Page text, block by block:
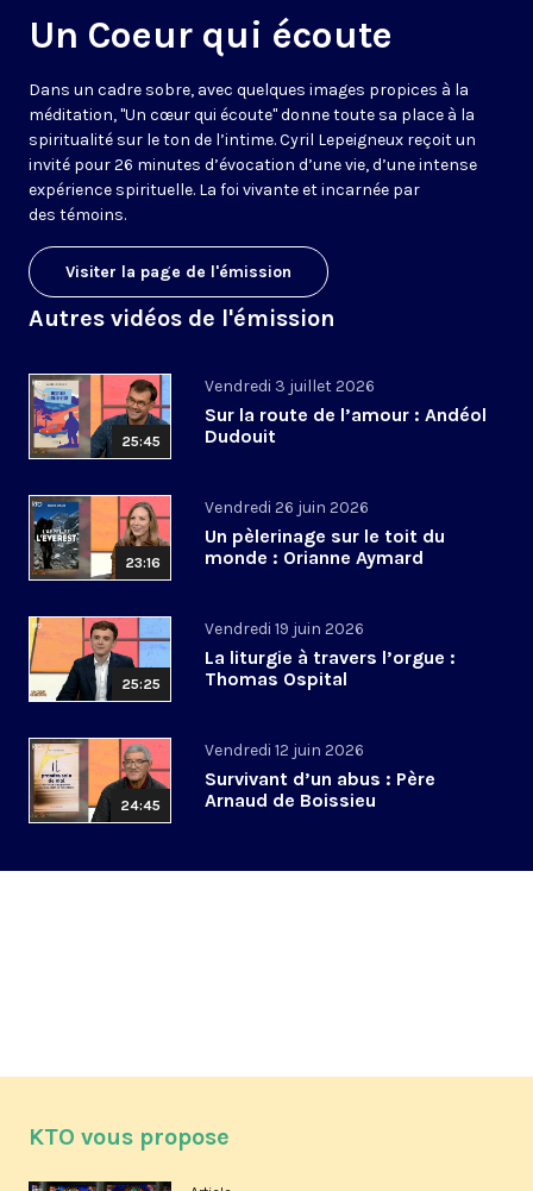
Un Coeur qui écoute
Dans un cadre sobre, avec quelques images propices à la
méditation, "Un cœur qui écoute" donne toute sa place à la
spiritualité sur le ton de l’intime. Cyril Lepeigneux reçoit un
invité pour 26 minutes d’évocation d’une vie, d’une intense
expérience spirituelle. La foi vivante et incarnée par
des témoins.
Visiter la page de l'émission
Autres vidéos de l'émission
25:45
Vendredi 3 juillet 2026
Sur la route de l’amour : Andéol
Dudouit
23:16
Vendredi 26 juin 2026
Un pèlerinage sur le toit du
monde : Orianne Aymard
25:25
Vendredi 19 juin 2026
La liturgie à travers l’orgue :
Thomas Ospital
24:45
Vendredi 12 juin 2026
Survivant d’un abus : Père
Arnaud de Boissieu
KTO vous propose